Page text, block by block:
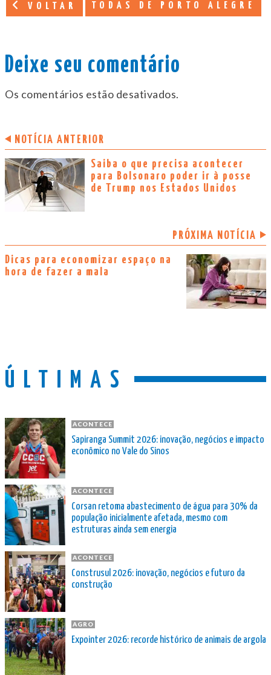
VOLTAR TODAS DE PORTO ALEGRE
Deixe seu comentário
Os comentários estão desativados.
NOTÍCIA ANTERIOR
Saiba o que precisa acontecer
para Bolsonaro poder ir à posse
de Trump nos Estados Unidos
PRÓXIMA NOTÍCIA
Dicas para economizar espaço na
hora de fazer a mala
ÚLTIMAS
ACONTECE
Sapiranga Summit 2026: inovação, negócios e impacto
econômico no Vale do Sinos
ACONTECE
Corsan retoma abastecimento de água para 30% da
população inicialmente afetada, mesmo com
estruturas ainda sem energia
ACONTECE
Construsul 2026: inovação, negócios e futuro da
construção
AGRO
Expointer 2026: recorde histórico de animais de argola